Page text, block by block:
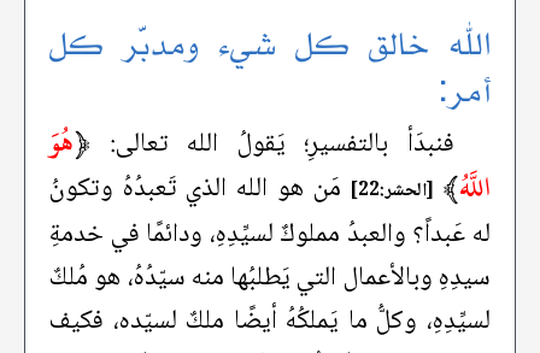
الله خالق كل شيء ومدبّر كل
أمر:
فنبدَأ بالتفسيرِ؛ يَقولُ الله تعالى: ﴿هُوَ
اللَّهُ﴾ [الحشر:22]
مَن هو الله الذي تَعبدُهُ وتكونُ
له عَبداً؟ والعبدُ مملوكٌ لسيِّدِهِ، ودائمًا في خدمةِ
سيدِهِ وبالأعمال التي يَطلبُها منه سيّدُهُ، هو مُلكٌ
لسيِّدِهِ، وكلُّ ما يَملكُهُ أيضًا ملكٌ لسيّده، فكيف